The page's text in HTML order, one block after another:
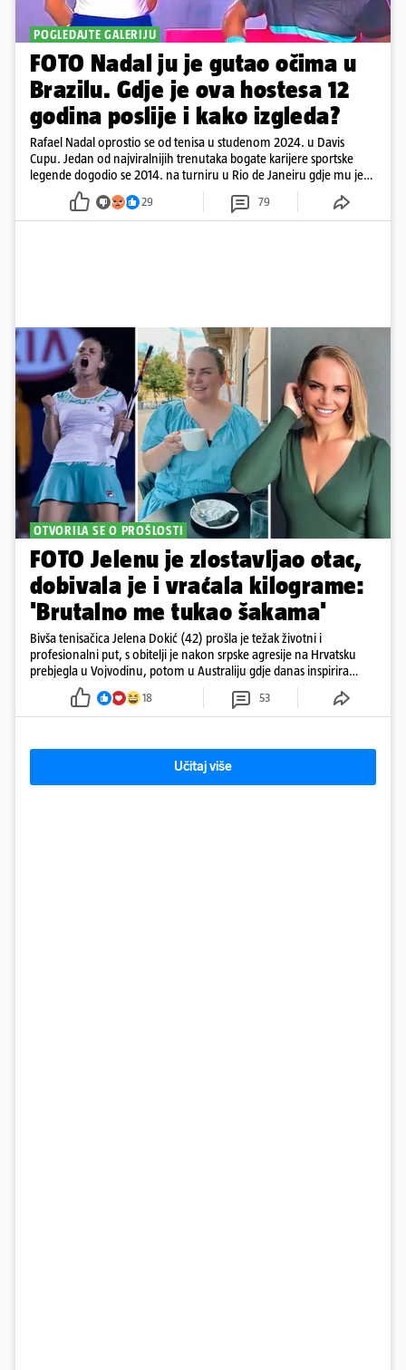
POGLEDAJTE GALERIJU
FOTO Nadal ju je gutao očima u
Brazilu. Gdje je ova hostesa 12
godina poslije i kako izgleda?
Rafael Nadal oprostio se od tenisa u studenom 2024. u Davis
Cupu. Jedan od najviralnijih trenutaka bogate karijere sportske
legende dogodio se 2014. na turniru u Rio de Janeiru gdje mu je
pažnju odvlačila ljepotica iza klupe
29 79
OTVORILA SE O PROŠLOSTI
FOTO Jelenu je zlostavljao otac,
dobivala je i vraćala kilograme:
'Brutalno me tukao šakama'
Bivša tenisačica Jelena Dokić (42) prošla je težak životni i
profesionalni put, s obitelji je nakon srpske agresije na Hrvatsku
prebjegla u Vojvodinu, potom u Australiju gdje danas inspirira
18 53
Učitaj više